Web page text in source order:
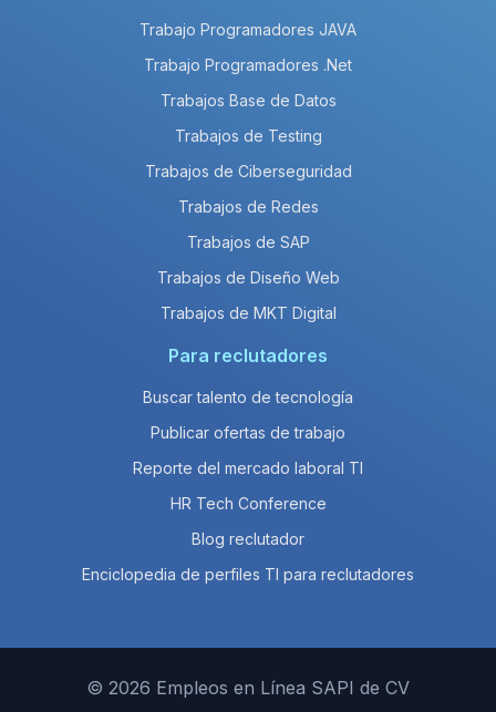
Trabajo Programadores JAVA
Trabajo Programadores .Net
Trabajos Base de Datos
Trabajos de Testing
Trabajos de Ciberseguridad
Trabajos de Redes
Trabajos de SAP
Trabajos de Diseño Web
Trabajos de MKT Digital
Para reclutadores
Buscar talento de tecnología
Publicar ofertas de trabajo
Reporte del mercado laboral TI
HR Tech Conference
Blog reclutador
Enciclopedia de perfiles TI para reclutadores
© 2026 Empleos en Línea SAPI de CV